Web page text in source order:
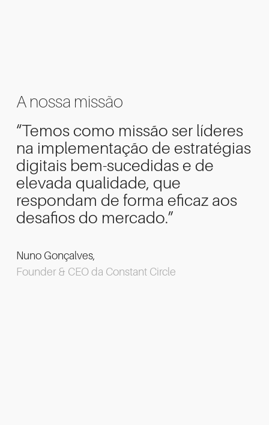
A nossa missão
“Temos como missão ser líderes
na implementação de estratégias
digitais bem-sucedidas e de
elevada qualidade, que
respondam de forma eficaz aos
desafios do mercado.”
Nuno Gonçalves,
Founder & CEO da Constant Circle